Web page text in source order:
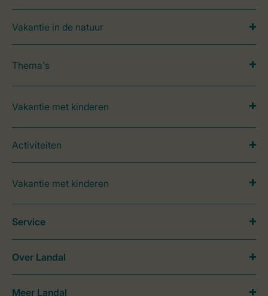
Vakantie in de natuur
Thema's
Vakantie met kinderen
Activiteiten
Vakantie met kinderen
Service
Over Landal
Meer Landal